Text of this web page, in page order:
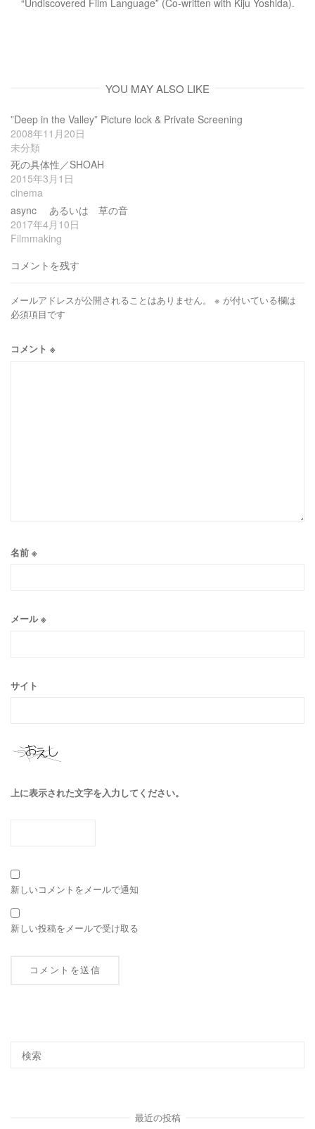
YOU MAY ALSO LIKE
”Deep in the Valley” Picture lock & Private Screening
2008年11月20日
未分類
死の具体性／SHOAH
2015年3月1日
cinema
async あるいは 草の音
2017年4月10日
Filmmaking
コメントを残す
メールアドレスが公開されることはありません。 ※ が付いている欄は
必須項目です
コメント ※
名前 ※
メール※
サイト
上に表示された文字を入力してください。
新しいコメントをメールで通知
新しい投稿をメールで受け取る
最近の投稿